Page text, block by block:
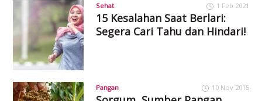
Sehat 1 Feb 2021
15 Kesalahan Saat Berlari:
Segera Cari Tahu dan Hindari!
Pangan 10 Nov 2015